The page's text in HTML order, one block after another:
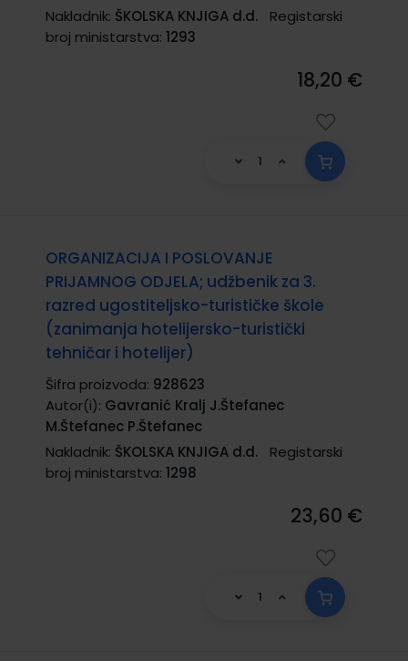
Nakladnik: ŠKOLSKA KNJIGA d.d.
Registarski
broj ministarstva: 1293
18,20 €
ORGANIZACIJA I POSLOVANJE
PRIJAMNOG ODJELA; udžbenik za 3.
razred ugostiteljsko-turističke škole
(zanimanja hotelijersko-turistički
tehničar i hotelijer)
Šifra proizvoda: 928623
Autor(i): Gavranić Kralj J.Štefanec
M.Štefanec P.Štefanec
Nakladnik: ŠKOLSKA KNJIGA d.d.
Registarski
broj ministarstva: 1298
23,60 €